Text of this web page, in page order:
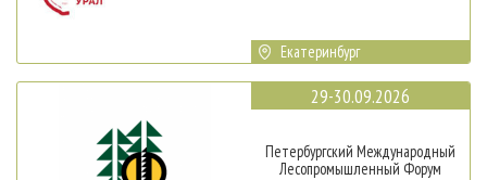
Екатеринбург
29-30.09.2026
Петербургский Международный
Лесопромышленный Форум